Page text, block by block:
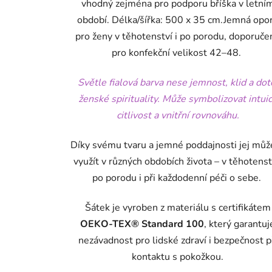
vhodný zejména pro podporu bříška v
období. Délka/šířka: 500 x 35 cm.Jemná
pro ženy v těhotenství i po porodu,
pro konfekční velikost 42–48.
Světle fialová barva nese jemnost, klid a
ženské spirituality. Může symbolizovat
citlivost a vnitřní rovnováhu.
Díky svému tvaru a jemné poddajnosti jej
využít v různých obdobích života – v
po porodu i při každodenní péči o sebe.
Šátek je vyroben z materiálu s certifikátem
OEKO-TEX® Standard 100, který
nezávadnost pro lidské zdraví i bezpečnost
kontaktu s pokožkou.